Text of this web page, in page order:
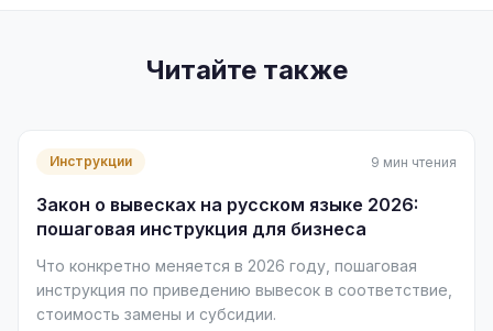
Читайте также
Инструкции 9 мин чтения
Закон о вывесках на русском языке 2026:
пошаговая инструкция для бизнеса
Что конкретно меняется в 2026 году, пошаговая
инструкция по приведению вывесок в соответствие,
стоимость замены и субсидии.